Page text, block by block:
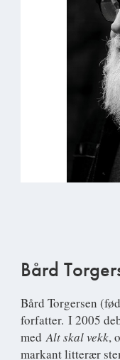
Bård
Bård Torgersen
forfatter. I 2005
medAlt skal vekk,
markant litterær